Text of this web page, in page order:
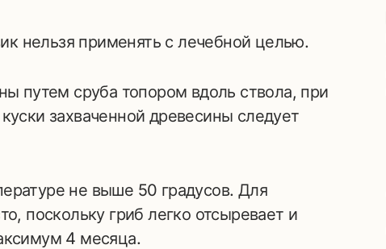
нельзя применять с лечебной целью.
путем сруба топором вдоль ствола, при
захваченной древесины следует
не выше 50 градусов. Для
поскольку гриб легко отсыревает и
4 месяца.